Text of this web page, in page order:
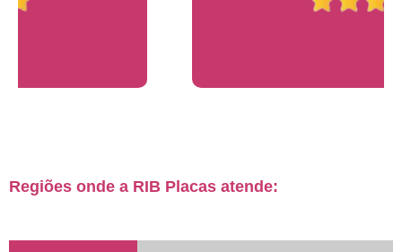
Regiões onde a RIB Placas atende: